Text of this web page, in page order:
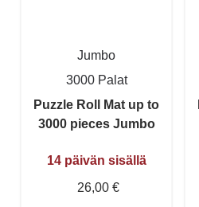
Jumbo
3000 Palat
Puzzle Roll Mat up to
3000 pieces Jumbo
14 päivän sisällä
26,00 €